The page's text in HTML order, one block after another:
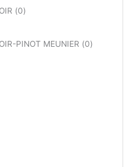
(0)
PINOT MEUNIER (0)